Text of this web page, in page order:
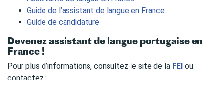
Guide de l’assistant de langue en France
Guide de candidature
Devenez assistant de langue portugaise en
France !
Pour plus d’informations, consultez le site de la FEI ou
contactez :